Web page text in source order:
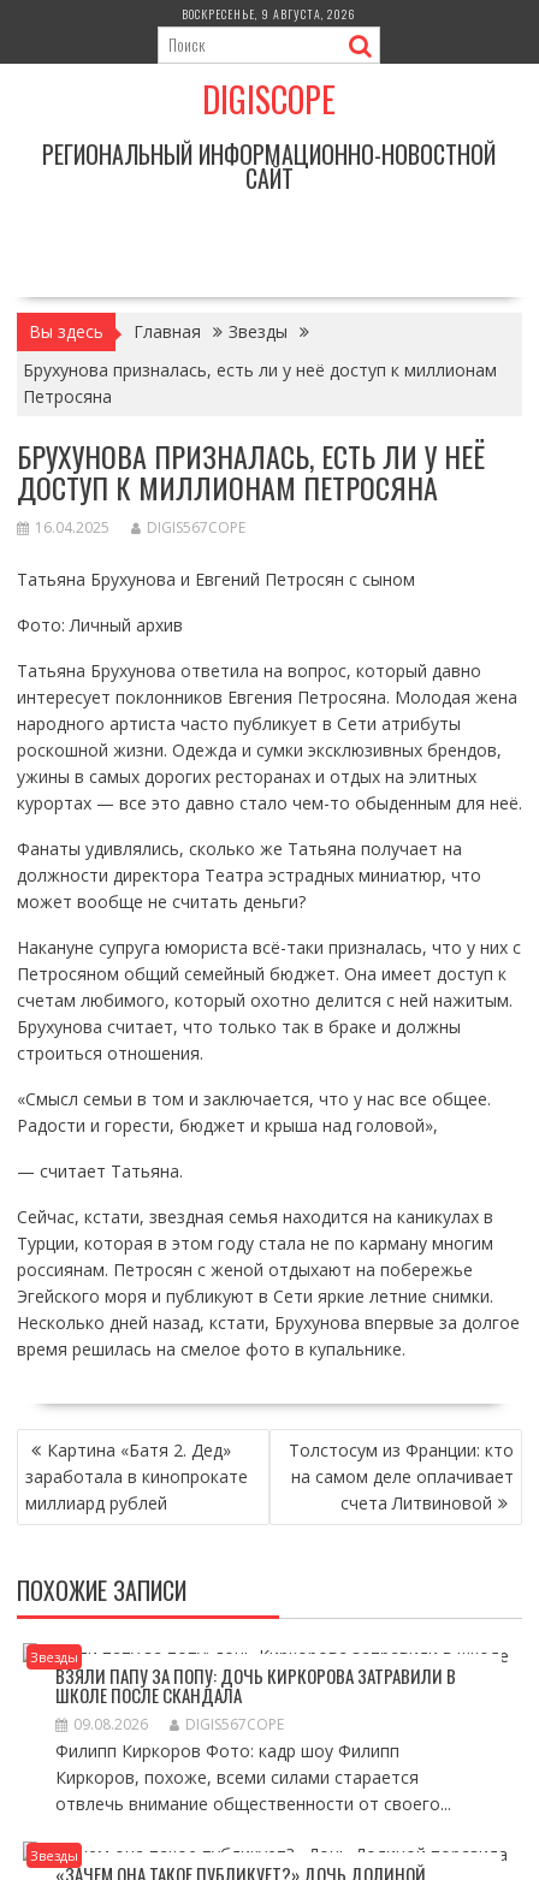
содержимому
ВОСКРЕСЕНЬЕ, 9 АВГУСТА, 2026
DIGISCOPE
РЕГИОНАЛЬНЫЙ ИНФОРМАЦИОННО-НОВОСТНОЙ
САЙТ
Вы здесь Главная
Звезды
Брухунова призналась, есть ли у неё доступ к миллионам
Петросяна
БРУХУНОВА ПРИЗНАЛАСЬ, ЕСТЬ ЛИ У НЕЁ
ДОСТУП К МИЛЛИОНАМ ПЕТРОСЯНА
16.04.2025 DIGIS567COPE
Татьяна Брухунова и Евгений Петросян с сыном
Фото: Личный архив
Татьяна Брухунова ответила на вопрос, который давно
интересует поклонников Евгения Петросяна. Молодая жена
народного артиста часто публикует в Сети атрибуты
роскошной жизни. Одежда и сумки эксклюзивных брендов,
ужины в самых дорогих ресторанах и отдых на элитных
курортах — все это давно стало чем-то обыденным для неё.
Фанаты удивлялись, сколько же Татьяна получает на
должности директора Театра эстрадных миниатюр, что
может вообще не считать деньги?
Накануне супруга юмориста всё-таки призналась, что у них с
Петросяном общий семейный бюджет. Она имеет доступ к
счетам любимого, который охотно делится с ней нажитым.
Брухунова считает, что только так в браке и должны
строиться отношения.
«Смысл семьи в том и заключается, что у нас все общее.
Радости и горести, бюджет и крыша над головой»,
— считает Татьяна.
Сейчас, кстати, звездная семья находится на каникулах в
Турции, которая в этом году стала не по карману многим
россиянам. Петросян с женой отдыхают на побережье
Эгейского моря и публикуют в Сети яркие летние снимки.
Несколько дней назад, кстати, Брухунова впервые за долгое
время решилась на смелое фото в купальнике.
НАВИГАЦИЯ
ПО
ЗАПИСЯМ
Картина «Батя 2. Дед»
заработала в кинопрокате
миллиард рублей
Толстосум из Франции: кто
на самом деле оплачивает
счета Литвиновой
ПОХОЖИЕ ЗАПИСИ
Звезды
ВЗЯЛИ ПАПУ ЗА ПОПУ: ДОЧЬ КИРКОРОВА ЗАТРАВИЛИ В
ШКОЛЕ ПОСЛЕ СКАНДАЛА
09.08.2026 DIGIS567COPE
Филипп Киркоров Фото: кадр шоу Филипп
Киркоров, похоже, всеми силами старается
отвлечь внимание общественности от своего...
Звезды
«ЗАЧЕМ ОНА ТАКОЕ ПУБЛИКУЕТ?» ДОЧЬ ДОЛИНОЙ